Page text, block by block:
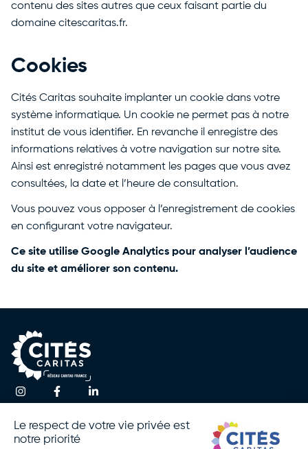
contenu des sites autres que ceux faisant partie du
domaine citescaritas.fr.
Cookies
Cités Caritas souhaite implanter un cookie dans votre
système informatique. Un cookie ne permet pas à notre
institut de vous identifier. En revanche il enregistre des
informations relatives à votre navigation sur notre site.
Ainsi est enregistré notamment les pages que vous avez
consultées, la date et l’heure de consultation.
Vous pouvez vous opposer à l’enregistrement de cookies
en configurant votre navigateur.
Ce site utilise Google Analytics pour analyser l’audience
du site et améliorer son contenu.
Notre
Contactez-nous